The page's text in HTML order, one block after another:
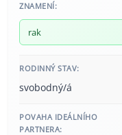
ZNAMENÍ:
rak
RODINNÝ STAV:
svobodný/á
POVAHA IDEÁLNÍHO
PARTNERA: